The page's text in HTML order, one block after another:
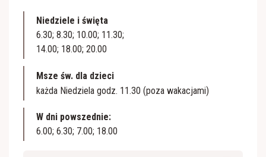
Niedziele i święta
6.30; 8.30; 10.00; 11.30;
14.00; 18.00; 20.00
Msze św. dla dzieci
każda Niedziela godz. 11.30 (poza wakacjami)
W dni powszednie:
6.00; 6.30; 7.00; 18.00